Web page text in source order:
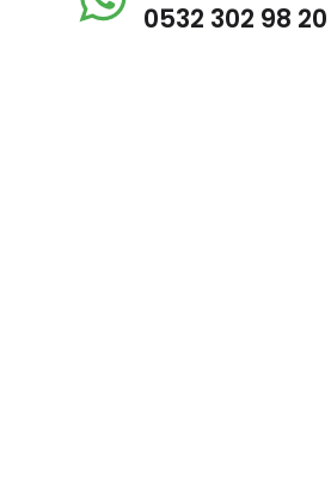
0532 302 98 20